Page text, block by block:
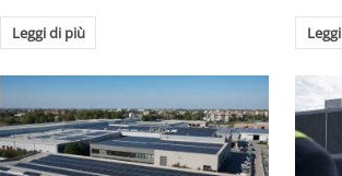
Leggi di più